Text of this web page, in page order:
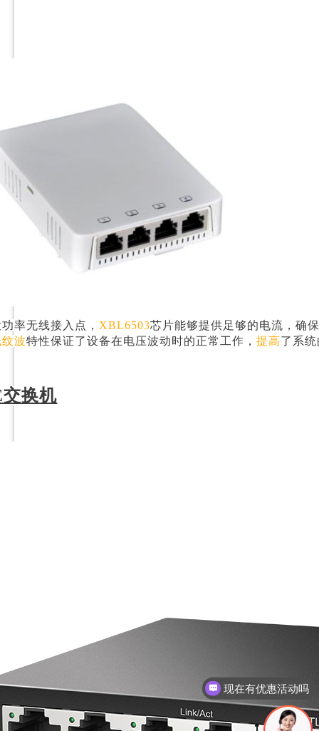
率无线接入点，XBL6503芯片能够提供足够的电流，确
纹波特性保证了设备在电压波动时的正常工作，提高了系
换机
可以介绍下你们的产品么